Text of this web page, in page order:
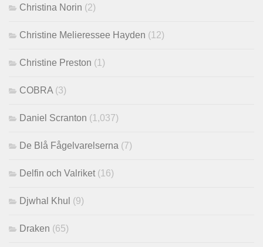
Christina Norin (2)
Christine Melieressee Hayden (12)
Christine Preston (1)
COBRA (3)
Daniel Scranton (1,037)
De Blå Fågelvarelserna (7)
Delfin och Valriket (16)
Djwhal Khul (9)
Draken (65)